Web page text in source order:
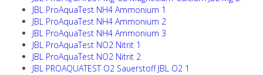
JBL ProAquaTest NH4 Ammonium 1
JBL ProAquaTest NH4 Ammonium 2
JBL ProAquaTest NH4 Ammonium 3
JBL ProAquaTest NO2 Nitrit 1
JBL ProAquaTest NO2 Nitrit 2
JBL PROAQUATEST O2 Sauerstoff JBL O2 1